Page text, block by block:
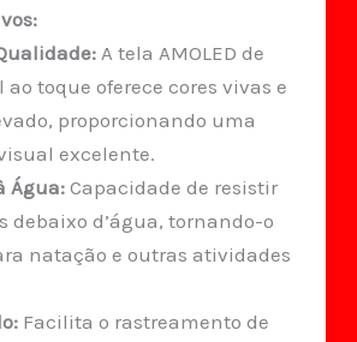
A tela AMOLED de
ao toque oferece cores vivas e
proporcionando uma
excelente.
Água:Capacidade de resistir
debaixo d’água, tornando-o
natação e outras atividades
Facilita o rastreamento de